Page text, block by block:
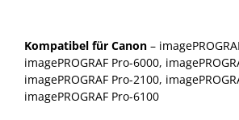
Kompatibel für Canon –
imagePROGRAF Pro-6000,
imagePROGRAF Pro-2100,
imagePROGRAF Pro-6100